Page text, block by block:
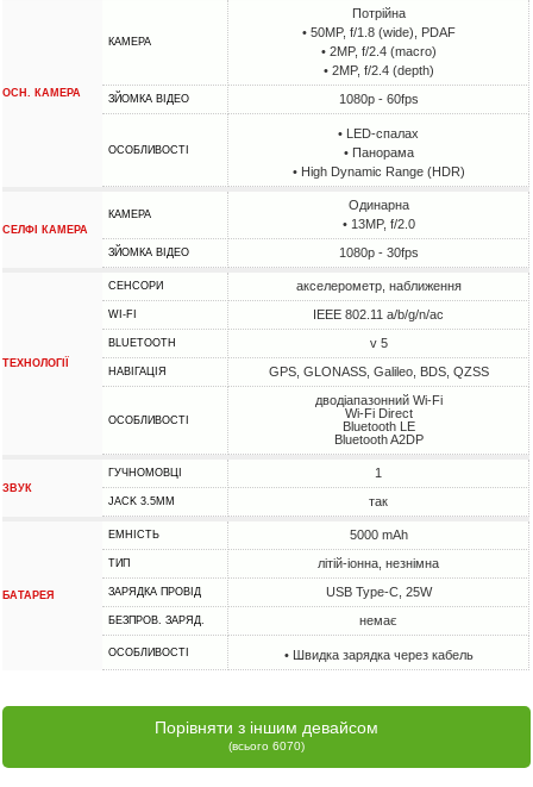
ОСН. КАМЕРА
КАМЕРА
Потрійна
• 50MP, f/1.8 (wide), PDAF
• 2MP, f/2.4 (macro)
• 2MP, f/2.4 (depth)
ЗЙОМКА ВІДЕО 1080p - 60fps
ОСОБЛИВОСТІ
• LED-спалах
• Панорама
• High Dynamic Range (HDR)
СЕЛФІ КАМЕРА
КАМЕРА
Одинарна
• 13MP, f/2.0
ЗЙОМКА ВІДЕО 1080p - 30fps
ТЕХНОЛОГІЇ
СЕНСОРИ акселерометр, наближення
WI-FI IEEE 802.11 a/b/g/n/ac
BLUETOOTH v 5
НАВІГАЦІЯ GPS, GLONASS, Galileo, BDS, QZSS
ОСОБЛИВОСТІ
дводіапазонний Wi-Fi
Wi-Fi Direct
Bluetooth LE
Bluetooth A2DP
ЗВУК
ГУЧНОМОВЦІ 1
JACK 3.5MM так
БАТАРЕЯ
ЕМНІСТЬ 5000 mAh
ТИП літій-іонна, незнімна
ЗАРЯДКА ПРОВІД USB Type-C, 25W
БЕЗПРОВ. ЗАРЯД. немає
ОСОБЛИВОСТІ • Швидка зарядка через кабель
Порівняти з іншим девайсом
(всього 6070)